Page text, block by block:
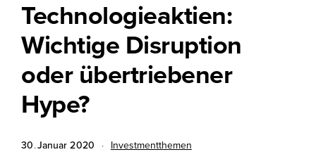
Technologieaktien:
Wichtige Disruption
oder übertriebener
Hype?
30.Januar 2020 · Investmentthemen